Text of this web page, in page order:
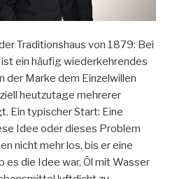
Traditionshaus von 1879: Bei
ein häufig wiederkehrendes
der Marke dem Einzelwillen
heutzutage mehrerer
Ein typischer Start: Eine
Idee oder dieses Problem
nicht mehr los, bis er eine
es die Idee war, Öl mit Wasser